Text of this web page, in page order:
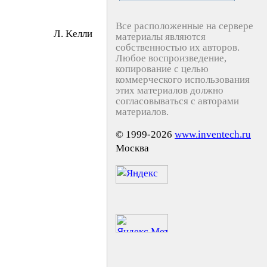
Л. Keлли
Все расположенные на сервере
материалы являются
собственностью их авторов.
Любое воспроизведение,
копирование с целью
коммерческого использования
этих материалов должно
согласовываться с авторами
материалов.
© 1999-2026 www.inventech.ru
Москва